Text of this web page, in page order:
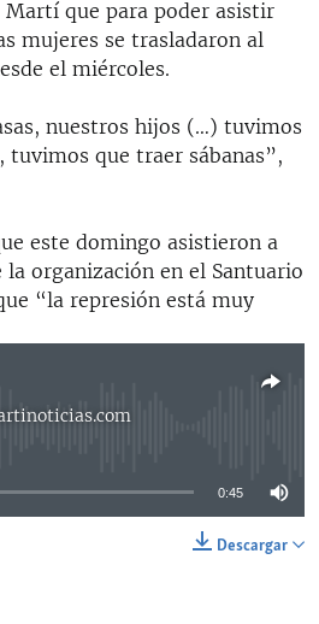
A UCRANIA
Martí que para poder asistir
mujeres se trasladaron al
el miércoles.
nuestros hijos (…) tuvimos
que traer sábanas”,
este domingo asistieron a
organización en el Santuario
“la represión está muy
currently available
0:45
Descargar